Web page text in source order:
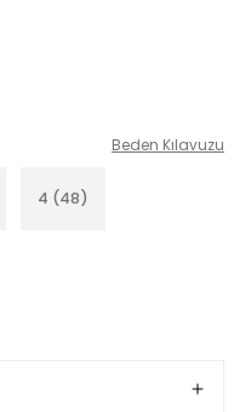
4 (48)
Beden Kılavuzu